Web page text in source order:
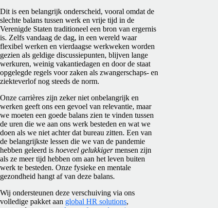
Dit is een belangrijk onderscheid, vooral omdat de
slechte balans tussen werk en vrije tijd in de
Verenigde Staten traditioneel een bron van ergernis
is. Zelfs vandaag de dag, in een wereld waar
flexibel werken en vierdaagse werkweken worden
gezien als geldige discussiepunten, blijven lange
werkuren, weinig vakantiedagen en door de staat
opgelegde regels voor zaken als zwangerschaps- en
ziekteverlof nog steeds de norm.
Onze carrières zijn zeker niet onbelangrijk en
werken geeft ons een gevoel van relevantie, maar
we moeten een goede balans zien te vinden tussen
de uren die we aan ons werk besteden en wat we
doen als we niet achter dat bureau zitten. Een van
de belangrijkste lessen die we van de pandemie
hebben geleerd is hoeveel gelukkigermensen zijn
als ze meer tijd hebben om aan het leven buiten
werk te besteden. Onze fysieke en mentale
gezondheid hangt af van deze balans.
Wij ondersteunen deze verschuiving via ons
volledige pakket aan global HR solutions,